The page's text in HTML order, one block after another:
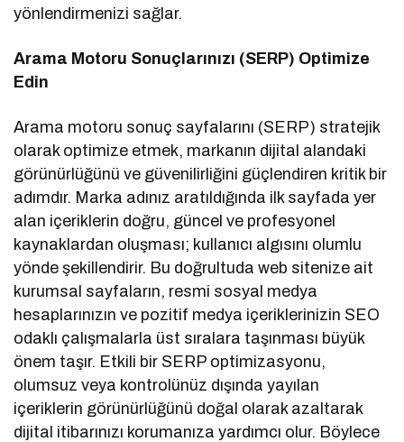
yönlendirmenizi sağlar.
Arama Motoru Sonuçlarınızı (SERP) Optimize
Edin
Arama motoru sonuç sayfalarını (SERP) stratejik
olarak optimize etmek, markanın dijital alandaki
görünürlüğünü ve güvenilirliğini güçlendiren kritik bir
adımdır. Marka adınız aratıldığında ilk sayfada yer
alan içeriklerin doğru, güncel ve profesyonel
kaynaklardan oluşması; kullanıcı algısını olumlu
yönde şekillendirir. Bu doğrultuda web sitenize ait
kurumsal sayfaların, resmi sosyal medya
hesaplarınızın ve pozitif medya içeriklerinizin SEO
odaklı çalışmalarla üst sıralara taşınması büyük
önem taşır. Etkili bir SERP optimizasyonu,
olumsuz veya kontrolünüz dışında yayılan
içeriklerin görünürlüğünü doğal olarak azaltarak
dijital itibarınızı korumanıza yardımcı olur. Böylece